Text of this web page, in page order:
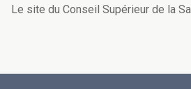
Le site du Conseil Supérieur de la